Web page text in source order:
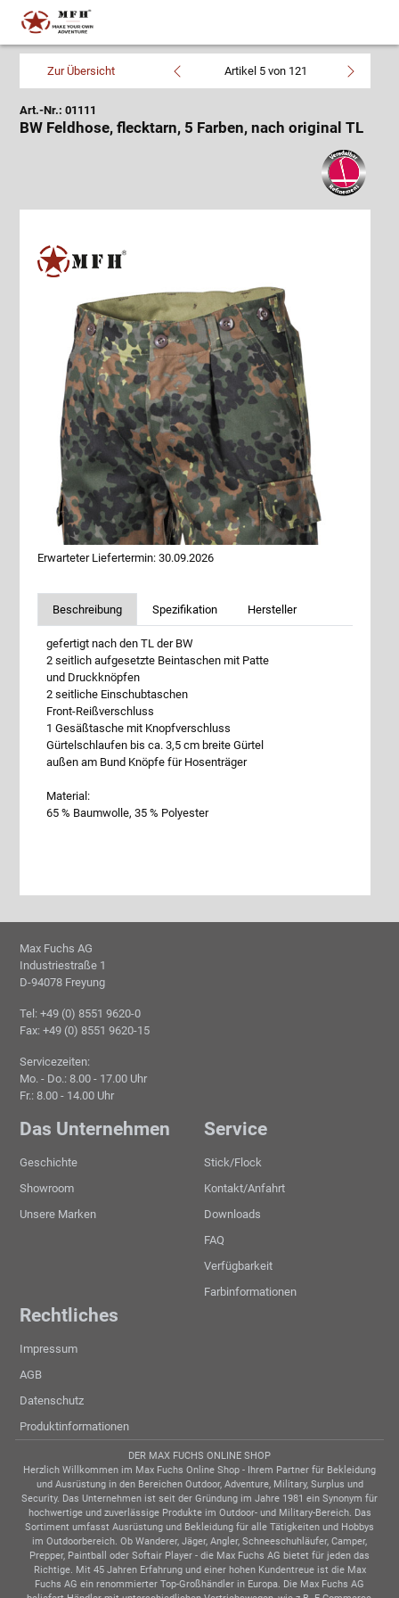
Zur Übersicht Artikel 5 von 121
Art.-Nr.: 01111
BW Feldhose, flecktarn, 5 Farben, nach original TL
Erwarteter Liefertermin: 30.09.2026
Beschreibung Spezifikation Hersteller
gefertigt nach den TL der BW
2 seitlich aufgesetzte Beintaschen mit Patte
und Druckknöpfen
2 seitliche Einschubtaschen
Front-Reißverschluss
1 Gesäßtasche mit Knopfverschluss
Gürtelschlaufen bis ca. 3,5 cm breite Gürtel
außen am Bund Knöpfe für Hosenträger
Material:
65 % Baumwolle, 35 % Polyester
Max Fuchs AG
Industriestraße 1
D-94078 Freyung
Tel: +49 (0) 8551 9620-0
Fax: +49 (0) 8551 9620-15
Servicezeiten:
Mo. - Do.: 8.00 - 17.00 Uhr
Fr.: 8.00 - 14.00 Uhr
Das Unternehmen
Geschichte
Showroom
Unsere Marken
Service
Stick/Flock
Kontakt/Anfahrt
Downloads
FAQ
Verfügbarkeit
Farbinformationen
Rechtliches
Impressum
AGB
Datenschutz
Produktinformationen
DER MAX FUCHS ONLINE SHOP
Herzlich Willkommen im Max Fuchs Online Shop - Ihrem Partner für Bekleidung
und Ausrüstung in den Bereichen Outdoor, Adventure, Military, Surplus und
Security. Das Unternehmen ist seit der Gründung im Jahre 1981 ein Synonym für
hochwertige und zuverlässige Produkte im Outdoor- und Military-Bereich. Das
Sortiment umfasst Ausrüstung und Bekleidung für alle Tätigkeiten und Hobbys
im Outdoorbereich. Ob Wanderer, Jäger, Angler, Schneeschuhläufer, Camper,
Prepper, Paintball oder Softair Player - die Max Fuchs AG bietet für jeden das
Richtige. Mit 45 Jahren Erfahrung und einer hohen Kundentreue ist die Max
Fuchs AG ein renommierter Top-Großhändler in Europa. Die Max Fuchs AG